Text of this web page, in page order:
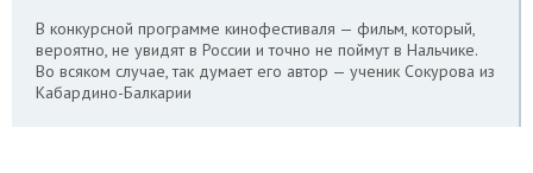
В конкурсной программе кинофестиваля — фильм, который,
вероятно, не увидят в России и точно не поймут в Нальчике.
Во всяком случае, так думает его автор — ученик Сокурова из
Кабардино-Балкарии